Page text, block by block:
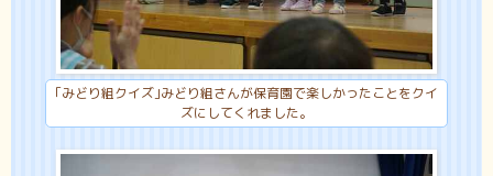
｢みどり組クイズ｣みどり組さんが保育園で楽しかったことをクイ
ズにしてくれました。